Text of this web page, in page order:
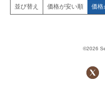
並び替え 価格が安い順 価格
©2026